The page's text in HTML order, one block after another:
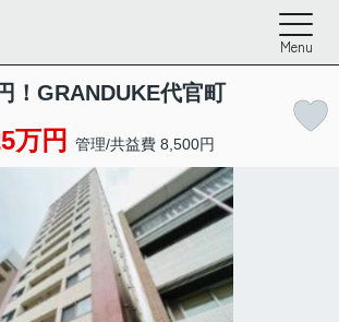
Menu
！GRANDUKE代官町
万円 管理/共益費 8,500円